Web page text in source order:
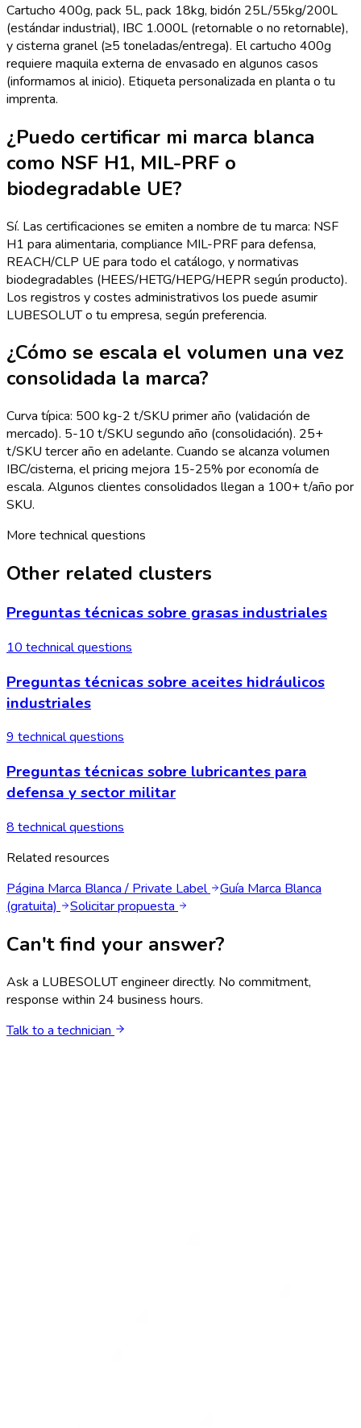
Cartucho 400g, pack 5L, pack 18kg, bidón 25L/55kg/200L
(estándar industrial), IBC 1.000L (retornable o no retornable),
y cisterna granel (≥5 toneladas/entrega). El cartucho 400g
requiere maquila externa de envasado en algunos casos
(informamos al inicio). Etiqueta personalizada en planta o tu
imprenta.
¿Puedo certificar mi marca blanca
como NSF H1, MIL-PRF o
biodegradable UE?
Sí. Las certificaciones se emiten a nombre de tu marca: NSF
H1 para alimentaria, compliance MIL-PRF para defensa,
REACH/CLP UE para todo el catálogo, y normativas
biodegradables (HEES/HETG/HEPG/HEPR según producto).
Los registros y costes administrativos los puede asumir
LUBESOLUT o tu empresa, según preferencia.
¿Cómo se escala el volumen una vez
consolidada la marca?
Curva típica: 500 kg-2 t/SKU primer año (validación de
mercado). 5-10 t/SKU segundo año (consolidación). 25+
t/SKU tercer año en adelante. Cuando se alcanza volumen
IBC/cisterna, el pricing mejora 15-25% por economía de
escala. Algunos clientes consolidados llegan a 100+ t/año por
SKU.
More technical questions
Other related clusters
Preguntas técnicas sobre grasas industriales
10 technical questions
Preguntas técnicas sobre aceites hidráulicos
industriales
9 technical questions
Preguntas técnicas sobre lubricantes para
defensa y sector militar
8 technical questions
Related resources
Página Marca Blanca / Private Label
Guía Marca Blanca
(gratuita)
Solicitar propuesta
Can't find your answer?
Ask a LUBESOLUT engineer directly. No commitment,
response within 24 business hours.
Talk to a technician